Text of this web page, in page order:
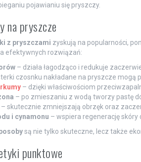
pojawianiu się pryszczy.
na pryszcze
z pryszczami zyskują na popularności,
efektywnych rozwiązań:
– działa łagodząco i redukuje
czosnku nakładane na pryszcze mogą
– dzięki właściwościom
– po zmieszaniu z wodą tworzy pastę
skutecznie zmniejszają obrzęk oraz
i cynamonu – wspiera regenerację skóry
są nie tylko skuteczne, lecz także
punktowe